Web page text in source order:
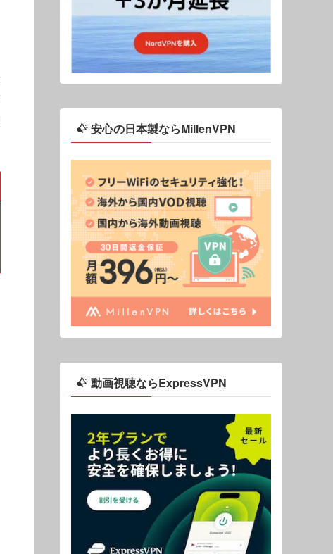
安心の日本製ならMillenVPN
動画視聴ならExpressVPN